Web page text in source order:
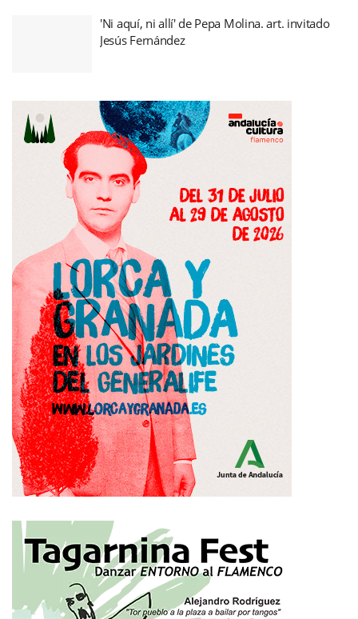
'Ni aquí, ni allí' de Pepa Molina. art. invitado
Jesús Fernández